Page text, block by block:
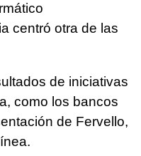
centró otra de las
de iniciativas
como los bancos
de Fervello,